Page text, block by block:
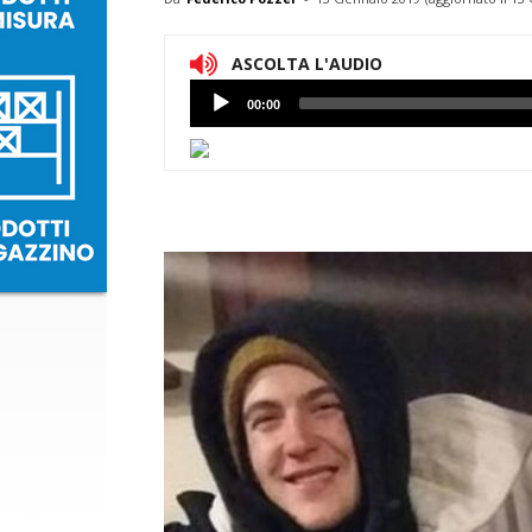
ASCOLTA L'AUDIO
Lettore
Audio
00:00